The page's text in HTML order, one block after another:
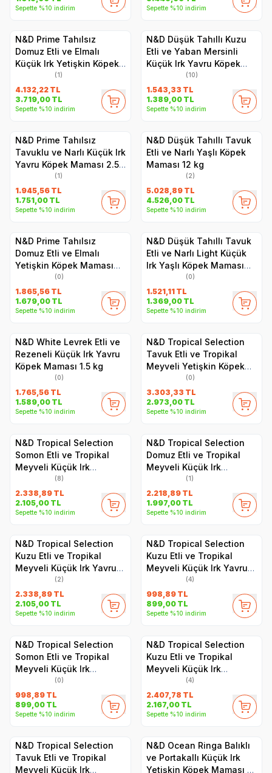
Sepette %10 indirim Sepette %10 indirim
N&D Prime Tahılsız
Domuz Etli ve Elmalı
Küçük Irk Yetişkin Köpek
Maması 7 kg
(1)
4.132,22 TL
3.719,00 TL
Sepette %10 indirim
N&D Düşük Tahıllı Kuzu
Etli ve Yaban Mersinli
Küçük Irk Yavru Köpek
Maması 2.5 kg
(10)
1.543,33 TL
1.389,00 TL
Sepette %10 indirim
N&D Prime Tahılsız
Tavuklu ve Narlı Küçük Irk
Yavru Köpek Maması 2.5
(1)
1.945,56 TL
1.751,00 TL
Sepette %10 indirim
N&D Düşük Tahıllı Tavuk
Etli ve Narlı Yaşlı Köpek
Maması 12 kg
(2)
5.028,89 TL
4.526,00 TL
Sepette %10 indirim
N&D Prime Tahılsız
Domuz Etli ve Elmalı
Yetişkin Köpek Maması
(0)
1.865,56 TL
1.679,00 TL
Sepette %10 indirim
N&D Düşük Tahıllı Tavuk
Etli ve Narlı Light Küçük
Irk Yaşlı Köpek Maması
(0)
1.521,11 TL
1.369,00 TL
Sepette %10 indirim
N&D White Levrek Etli ve
Rezeneli Küçük Irk Yavru
Köpek Maması 1.5 kg
(0)
1.765,56 TL
1.589,00 TL
Sepette %10 indirim
N&D Tropical Selection
Tavuk Etli ve Tropikal
Meyveli Yetişkin Köpek
Maması 10 kg
(0)
3.303,33 TL
2.973,00 TL
Sepette %10 indirim
N&D Tropical Selection
Somon Etli ve Tropikal
Meyveli Küçük Irk
Yetişkin Köpek Maması 5
kg
(8)
2.338,89 TL
2.105,00 TL
Sepette %10 indirim
N&D Tropical Selection
Domuz Etli ve Tropikal
Meyveli Küçük Irk
Yetişkin Köpek Maması 5
kg
(1)
2.218,89 TL
1.997,00 TL
Sepette %10 indirim
N&D Tropical Selection
Kuzu Etli ve Tropikal
Meyveli Küçük Irk Yavru
Köpek Maması 5 kg
(2)
2.338,89 TL
2.105,00 TL
Sepette %10 indirim
N&D Tropical Selection
Kuzu Etli ve Tropikal
Meyveli Küçük Irk Yavru
Köpek Maması 1.5 kg
(4)
998,89 TL
899,00 TL
Sepette %10 indirim
N&D Tropical Selection
Somon Etli ve Tropikal
Meyveli Küçük Irk
Yetişkin Köpek Maması
1.5 kg
(0)
998,89 TL
899,00 TL
Sepette %10 indirim
N&D Tropical Selection
Kuzu Etli ve Tropikal
Meyveli Küçük Irk
Yetişkin Köpek Maması 5
kg
(4)
2.407,78 TL
2.167,00 TL
Sepette %10 indirim
N&D Tropical Selection
Tavuk Etli ve Tropikal
Meyveli Küçük Irk
N&D Ocean Ringa Balıklı
ve Portakallı Küçük Irk
Yetişkin Köpek Maması 7